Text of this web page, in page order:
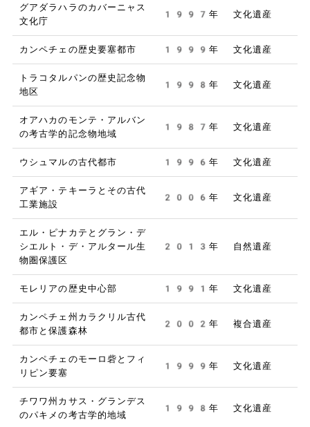
グアダラハラのカバーニャス
文化庁
1997年 文化遺産
カンペチェの歴史要塞都市 1999年 文化遺産
トラコタルパンの歴史記念物
地区
1998年 文化遺産
オアハカのモンテ・アルバン
の考古学的記念物地域
1987年 文化遺産
ウシュマルの古代都市 1996年 文化遺産
アギア・テキーラとその古代
工業施設
2006年 文化遺産
エル・ピナカテとグラン・デ
シエルト・デ・アルタール生
物圏保護区
2013年 自然遺産
モレリアの歴史中心部 1991年 文化遺産
カンペチェ州カラクリル古代
都市と保護森林
2002年 複合遺産
カンペチェのモーロ砦とフィ
リピン要塞
1999年 文化遺産
チワワ州カサス・グランデス
のパキメの考古学的地域
1998年 文化遺産